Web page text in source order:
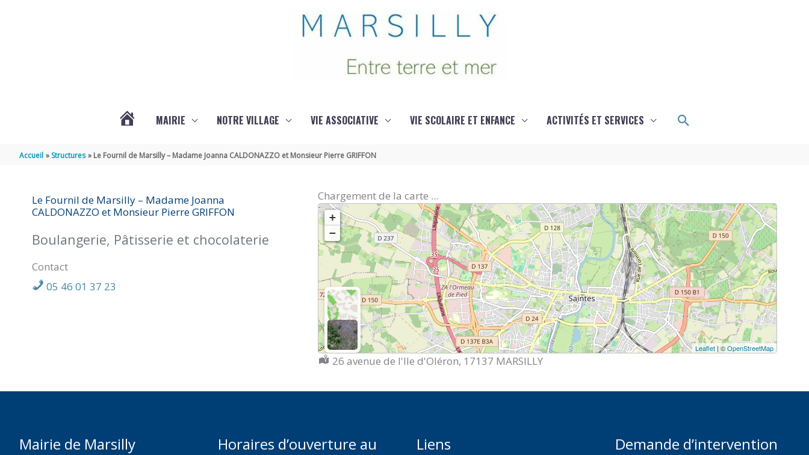
MARSILLY
MAIRIE NOTRE VILLAGE VIE ASSOCIATIVE VIE SCOLAIRE ET ENFANCE ACTIVITÉS ET SERVICES Rechercher
Accueil Structures Le Fournil de Marsilly – Madame Joanna CALDONAZZO et Monsieur Pierre GRIFFON
Le Fournil de Marsilly – Madame Joanna
CALDONAZZO et Monsieur Pierre GRIFFON
Boulangerie, Pâtisserie et chocolaterie
Contact
05 46 01 37 23
Chargement de la carte ...
+
−
Leaflet| ©OpenStreetMap
Localisation :
26 avenue de l'Ile d'Oléron, 17137 MARSILLY
Mairie de Marsilly
Horaires d’ouverture au
Liens
Demande d’intervention